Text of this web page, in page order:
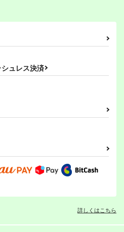
がオレのシビレるたべ
もの
円（税込）
ュレス決済
詳しくはこちら